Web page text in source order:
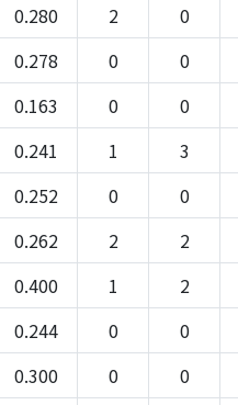
0.280 2 0
0.278 0 0
0.163 0 0
0.241 1 3
0.252 0 0
0.262 2 2
0.400 1 2
0.244 0 0
0.300 0 0